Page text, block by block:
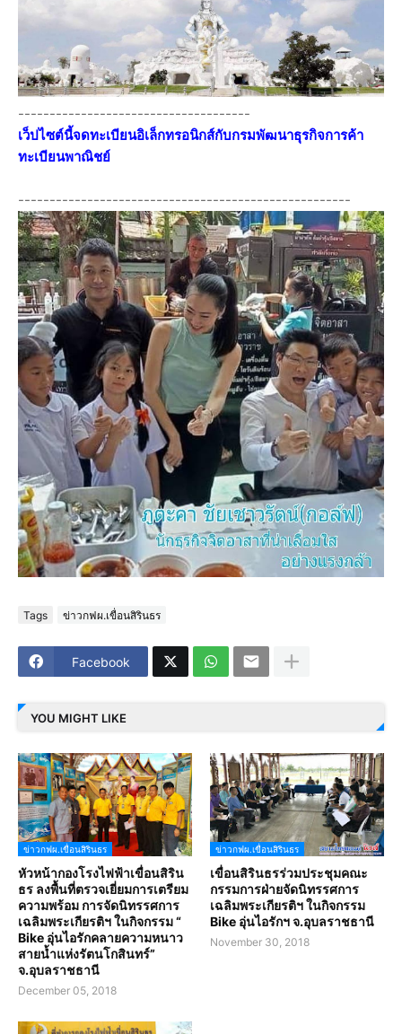
-------------------------------------
เว็ปไซต์นี้จดทะเบียนอิเล็กทรอนิกส์กับกรมพัฒนาธุรกิจการค้า
ทะเบียนพาณิชย์
-----------------------------------------------------
Tags ข่าวกฟผ.เขื่อนสิรินธร
Facebook
YOU MIGHT LIKE
ข่าวกฟผ.เขื่อนสิรินธร
หัวหน้ากองโรงไฟฟ้าเขื่อนสิริน
ธร ลงพื้นที่ตรวจเยี่ยมการเตรียม
ความพร้อม การจัดนิทรรศการ
เฉลิมพระเกียรติฯ ในกิจกรรม “
Bike อุ่นไอรักคลายความหนาว
สายน้ำแห่งรัตนโกสินทร์”
จ.อุบลราชธานี
December 05, 2018
ข่าวกฟผ.เขื่อนสิรินธร
เขื่อนสิรินธรร่วมประชุมคณะ
กรรมการฝ่ายจัดนิทรรศการ
เฉลิมพระเกียรติฯ ในกิจกรรม
Bike อุ่นไอรักฯ จ.อุบลราชธานี
November 30, 2018